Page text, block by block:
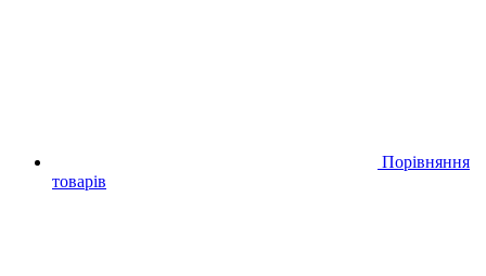
Порівняння
товарів